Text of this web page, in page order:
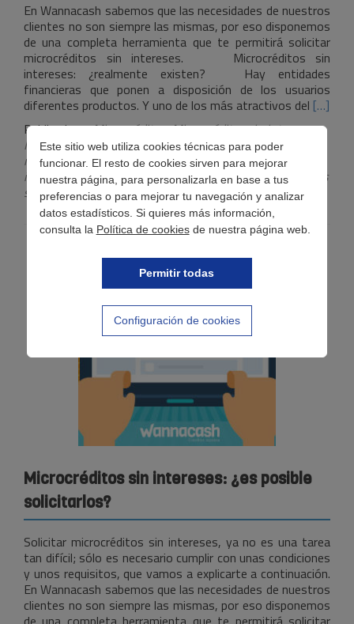
Este sitio web utiliza cookies técnicas para poder
funcionar. El resto de cookies sirven para mejorar
nuestra página, para personalizarla en base a tus
preferencias o para mejorar tu navegación y analizar
datos estadísticos. Si quieres más información,
consulta la Política de cookiesde nuestra página web.
Permitir todas
Configuración de cookies
En Wannacash sabemos que las necesidades de nuestros
clientes no son siempre las mismas, por eso disponemos
de una completa herramienta que te permitirá solicitar
microcréditos sin intereses. Microcréditos sin
intereses: ¿realmente existen? Hay entidades
financieras que ponen a disposición de los usuarios
diferentes productos. Y uno de los más atractivos del Leer
[…]
Publicada enMicrocréditos,Microcréditos sin intereses,
Minicréditos sin intereses
Etiquetado con
microcréditos, microcréditos online,microcréditos sin
intereses, minicréditos ,minicréditos online,minicréditos
sin intereses,Solicitar microcréditos sin intereses
Microcréditos sin intereses: ¿es posible
solicitarlos?
Solicitar microcréditos sin intereses, ya no es una tarea
tan difícil; sólo es necesario cumplir con unas condiciones
y unos requisitos, que vamos a explicarte a continuación.
En Wannacash sabemos que las necesidades de nuestros
clientes no son siempre las mismas, por eso disponemos